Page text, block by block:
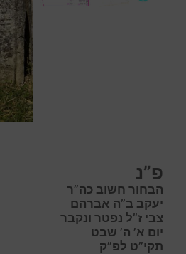
פ”נ
הבחור חשוב כה”ר
יעקב ב”ה אברהם
צבי ז”ל נפטר ונקבר
יום א’ ה’ שבט
תקי”ט לפ”ק